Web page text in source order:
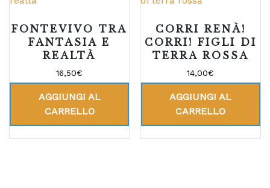
FONTEVIVO TRA
FANTASIA E
REALTÀ
16,50€
AGGIUNGI AL
CARRELLO
CORRI RENÀ!
CORRI! FIGLI DI
TERRA ROSSA
14,00€
AGGIUNGI AL
CARRELLO